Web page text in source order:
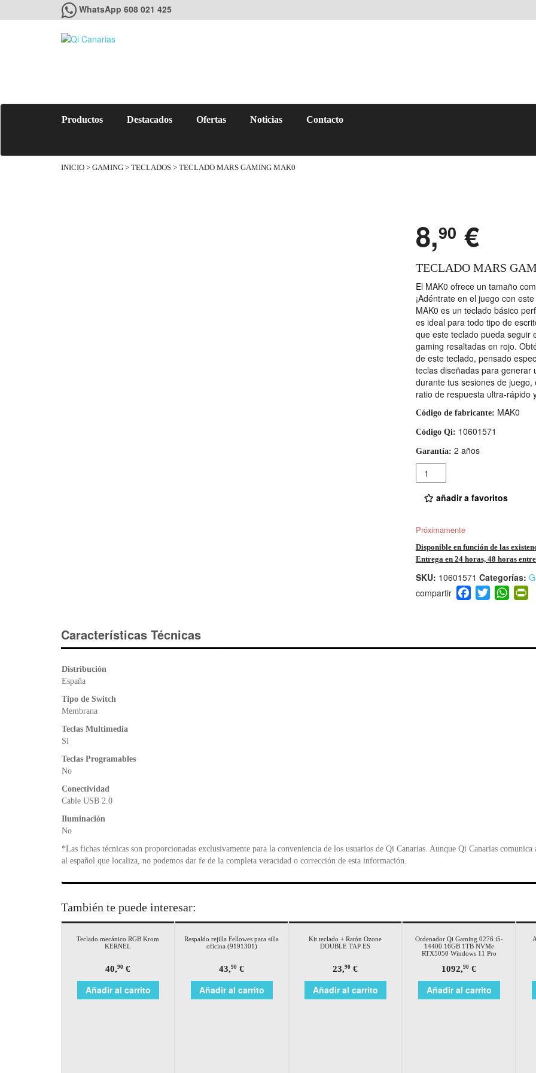
WhatsApp 608 021 425
Productos Destacados Ofertas Noticias Contacto
INICIO > GAMING > TECLADOS > TECLADO MARS GAMING MAK0
8,90 €
TECLADO MARS
El MAK0 ofrece un tamaño
¡Adéntrate en el juego con
MAK0 es un teclado básico
es ideal para todo tipo de
que este teclado pueda seguir
gaming resaltadas en rojo.
de este teclado, pensado
teclas diseñadas para generar
durante tus sesiones de
ratio de respuesta ultra-rápido
Código de fabricante: MAK0
Código Qi: 10601571
Garantía: 2 años
Cantidad
añadir a favoritos
Próximamente
Disponible en función de las
Entrega en 24 horas, 48 horas
SKU: 10601571 Categorías:
F
a
b
T
wi
W
h
A
Pr
in
e
Características Técnicas
Distribución
España
Tipo de Switch
Membrana
Teclas Multimedia
Si
Teclas Programables
No
Conectividad
Cable USB 2.0
Iluminación
No
*Las fichas técnicas son proporcionadas exclusivamente para la conveniencia de los usuarios de Qi Canarias. Aunque Qi Canarias
al español que localiza, no podemos dar fe de la completa veracidad o corrección de esta información.
También te puede interesar:
Teclado mecánico RGB Krom
KERNEL
40,90 €
Añadir al carrito
Respaldo rejilla Fellowes para silla
oficina (9191301)
43,90 €
Añadir al carrito
Kit teclado + Ratón Ozone
DOUBLE TAP ES
23,90 €
Añadir al carrito
Ordenador Qi Gaming 0276 i5-
14400 16GB 1TB NVMe
RTX5050 Windows 11 Pro
1092,90 €
Añadir al carrito